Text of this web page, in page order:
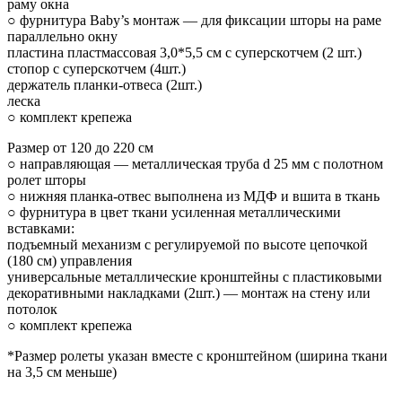
раму окна
○ фурнитура Baby’s монтаж — для фиксации шторы на раме
параллельно окну
пластина пластмассовая 3,0*5,5 см с суперскотчем (2 шт.)
стопор с суперскотчем (4шт.)
держатель планки-отвеса (2шт.)
леска
○ комплект крепежа
Размер от 120 до 220 см
○ направляющая — металлическая труба d 25 мм с полотном
ролет шторы
○ нижняя планка-отвес выполнена из МДФ и вшита в ткань
○ фурнитура в цвет ткани усиленная металлическими
вставками:
подъемный механизм с регулируемой по высоте цепочкой
(180 см) управления
универсальные металлические кронштейны с пластиковыми
декоративными накладками (2шт.) — монтаж на стену или
потолок
○ комплект крепежа
*Размер ролеты указан вместе с кронштейном (ширина ткани
на 3,5 см меньше)